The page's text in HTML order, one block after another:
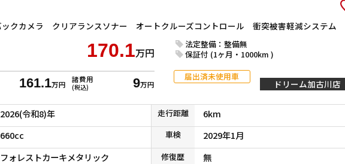
170.1万円
161.1万円
諸費用
(税込) 9万円
法定整備：整備無
保証付 (1ヶ月・1000km )
届出済未使用車
ドリーム加古川店
2026(令和8)年 走行距離 6km
660cc 車検 2029年1月
フォレストカーキメタリック 修復歴 無